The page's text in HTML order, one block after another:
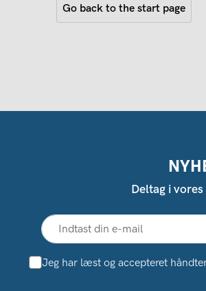
Go back to the start page
Deltag i
Jeg har læst og accepteret